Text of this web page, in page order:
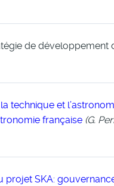
de développement
technique et
française (G.
projet SKA: